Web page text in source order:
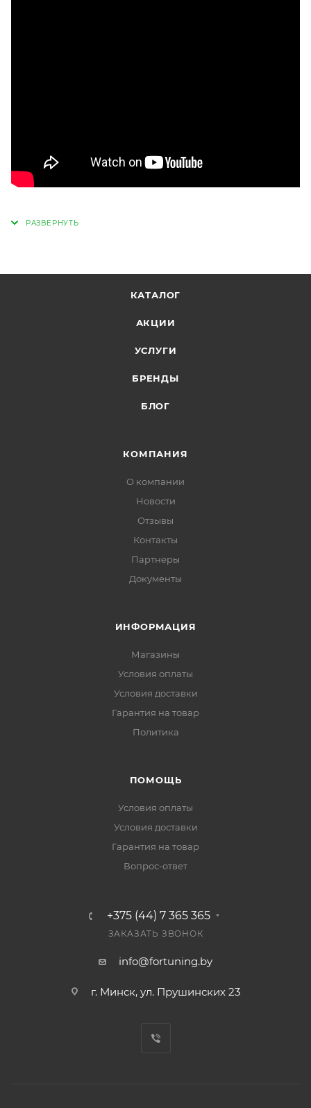
КАТАЛОГ
АКЦИИ
УСЛУГИ
БРЕНДЫ
БЛОГ
КОМПАНИЯ
О компании
Новости
Отзывы
Контакты
Партнеры
Документы
ИНФОРМАЦИЯ
Магазины
Условия оплаты
Условия доставки
Гарантия на товар
Политика
ПОМОЩЬ
Условия оплаты
Условия доставки
Гарантия на товар
Вопрос-ответ
+375 (44) 7 365 365
ЗАКАЗАТЬ ЗВОНОК
info@fortuning.by
г. Минск, ул. Прушинских 23